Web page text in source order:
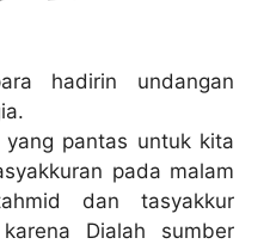
hadirin undangan
pantas untuk kita
pada malam
dan tasyakkur
Dialah sumber